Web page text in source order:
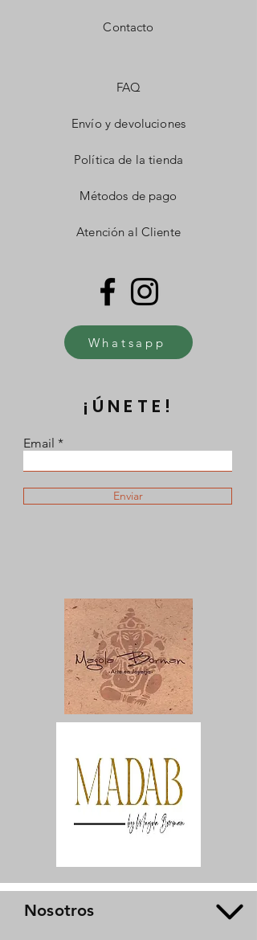
Contacto
FAQ
Envío y devoluciones
Política de la tienda
Métodos de pago
Atención al Cliente
Whatsapp
¡ÚNETE!
Email
Enviar
Nosotros